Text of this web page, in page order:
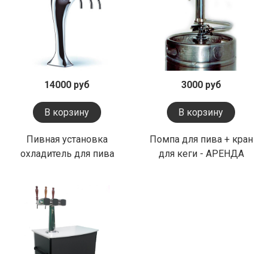
14000 руб
В корзину
Пивная установка
охладитель для пива
3000 руб
В корзину
Помпа для пива + кран
для кеги - АРЕНДА